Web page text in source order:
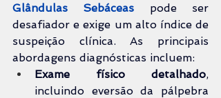
Glândulas Sebáceas pode ser
desafiador e exige um alto índice de
suspeição clínica. As principais
abordagens diagnósticas incluem:
Exame físico detalhado,
incluindo eversão da pálpebra